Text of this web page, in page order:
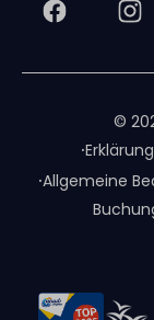
©
·
·Allgemeine